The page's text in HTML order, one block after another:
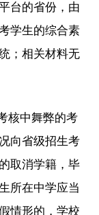
台的省份，由
学生的综合素
；相关材料无
核中舞弊的考
向省级招生考
取消学籍，毕
所在中学应当
情形的，学校